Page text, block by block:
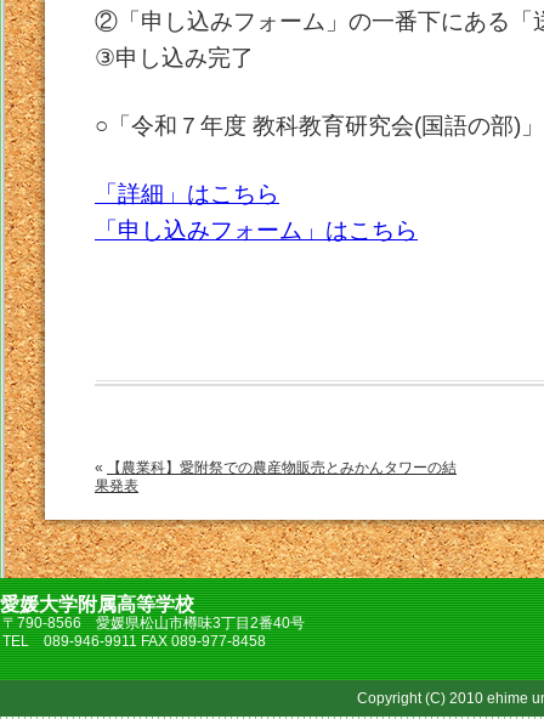
②「申し込みフォーム」の一番下にある「
③申し込み完了
○「令和７年度 教科教育研究会(国語の部)」
「詳細」はこちら
「申し込みフォーム」はこちら
«
【農業科】愛附祭での農産物販売とみかんタワーの結
果発表
愛媛大学附属高等学校
〒790-8566 愛媛県松山市樽味3丁目2番40号
TEL 089-946-9911 FAX 089-977-8458
Copyright (C) 2010 ehime